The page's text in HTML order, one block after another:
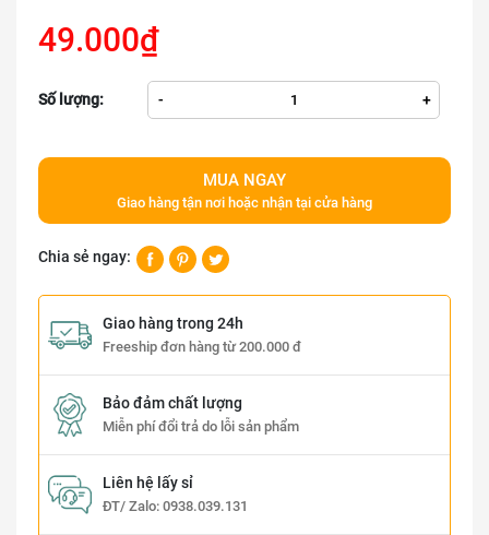
49.000₫
Số lượng: - +
MUA NGAY
Giao hàng tận nơi hoặc nhận tại cửa hàng
Chia sẻ ngay:
Giao hàng trong 24h
Freeship đơn hàng từ 200.000 đ
Bảo đảm chất lượng
Miễn phí đổi trả do lỗi sản phẩm
Liên hệ lấy sỉ
ĐT/ Zalo: 0938.039.131